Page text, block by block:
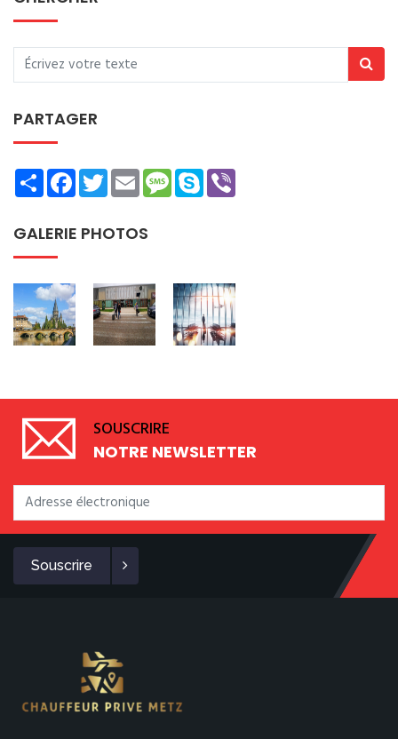
PARTAGER
ShareFacebookTwitterEmailMessage
Skype
GALERIE PHOTOS
SOUSCRIRE
NOTRE NEWSLETTER
Souscrire